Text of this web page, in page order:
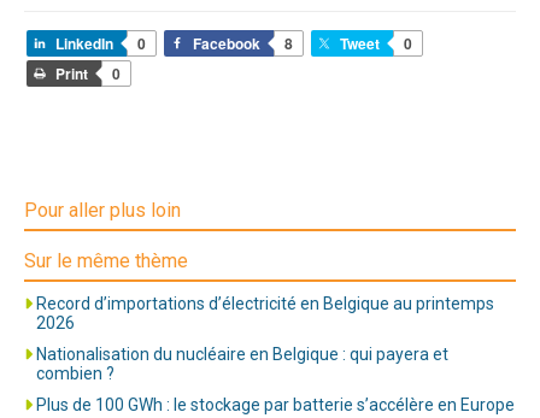
LinkedIn 0 Facebook 8 Tweet
0
Print
0
Pour aller plus loin
Sur le même thème
Record d’importations d’électricité en Belgique au printemps
2026
Nationalisation du nucléaire en Belgique : qui payera et
combien ?
Plus de 100 GWh : le stockage par batterie s’accélère en Europe